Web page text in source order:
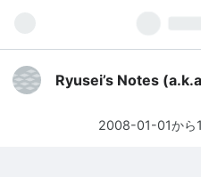
Ryusei’s Notes
2008-01-01から